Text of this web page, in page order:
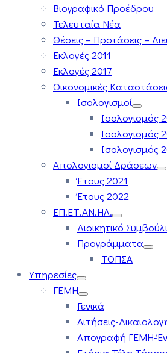
Βιογραφικό Προέδρου
Τελευταία Νέα
Θέσεις – Προτάσεις –
Εκλογές 2011
Εκλογές 2017
Οικονομικές
Ισολογισμοί
Ισολογισμός
Ισολογισμός
Ισολογισμός
Απολογισμοί Δράσεων
Έτους 2021
Έτους 2022
ΕΠ.ΕΤ.ΑΝ.ΗΛ.
Διοικητικό
Προγράμματα
ΤΟΠΣΑ
Υπηρεσίες
ΓΕΜΗ
Γενικά
Αιτήσεις-
Απογραφή ΓΕΜΗ-